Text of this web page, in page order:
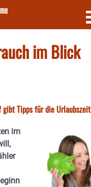
im Blick
gibt Tipps für die Urlaubszeit
im